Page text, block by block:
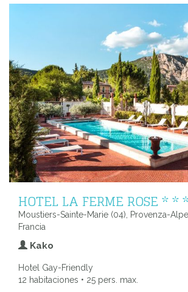
HOTEL LA FERME ROSE * *
Moustiers-Sainte-Marie (04), Provenza-
Francia
Kako
Hotel Gay-Friendly
12 habitaciones • 25 pers. max.